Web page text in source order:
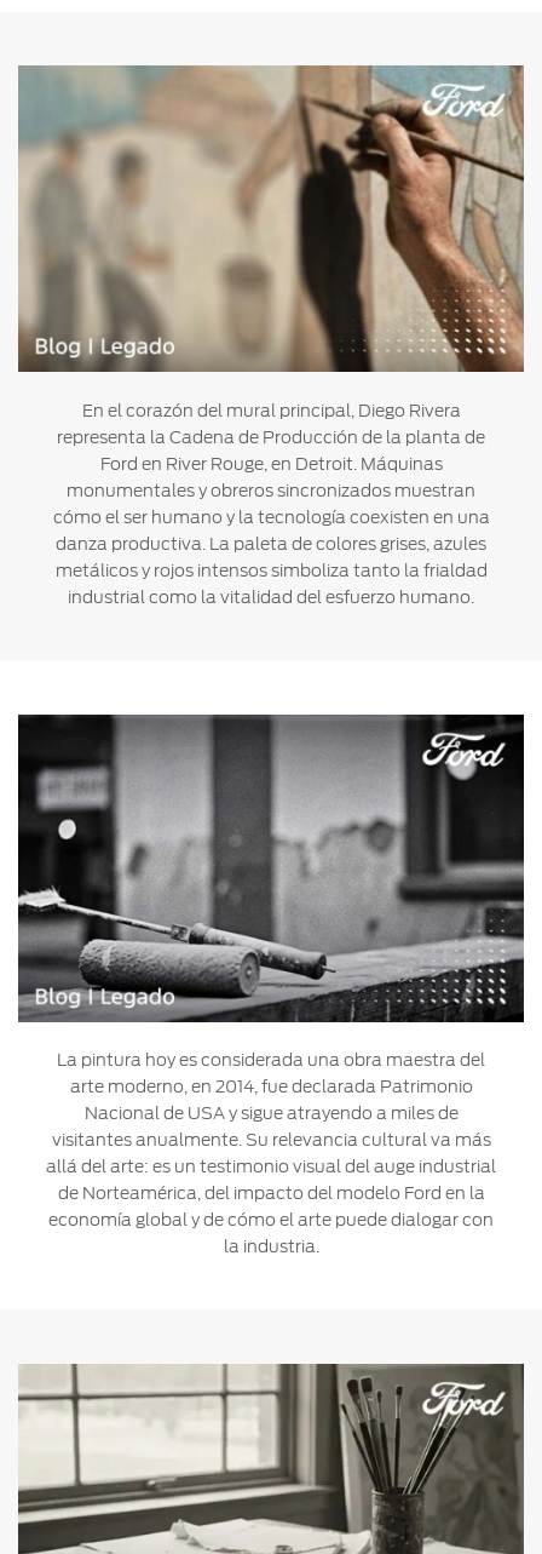
En el corazón del mural principal, Diego Rivera
representa la Cadena de Producción de la planta de
Ford en River Rouge, en Detroit. Máquinas
monumentales y obreros sincronizados muestran
cómo el ser humano y la tecnología coexisten en una
danza productiva. La paleta de colores grises, azules
metálicos y rojos intensos simboliza tanto la frialdad
industrial como la vitalidad del esfuerzo humano.
La pintura hoy es considerada una obra maestra del
arte moderno, en 2014, fue declarada Patrimonio
Nacional de USA y sigue atrayendo a miles de
visitantes anualmente. Su relevancia cultural va más
allá del arte: es un testimonio visual del auge industrial
de Norteamérica, del impacto del modelo Ford en la
economía global y de cómo el arte puede dialogar con
la industria.